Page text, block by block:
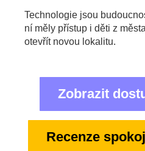
Technologie jsou
ní měly přístup i děti z
otevřít novou lokalitu.
Zobrazit
Recenze